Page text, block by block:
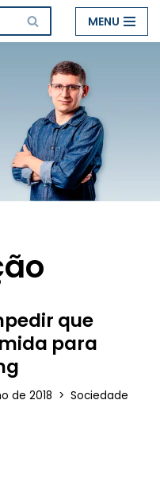
MENU
que
para
de 2018 Sociedade